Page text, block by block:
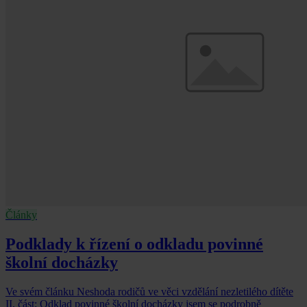
Články
Podklady k řízení o odkladu povinné
školní docházky
Ve svém článku Neshoda rodičů ve věci vzdělání nezletilého dítěte
II. část: Odklad povinné školní docházky jsem se podrobně